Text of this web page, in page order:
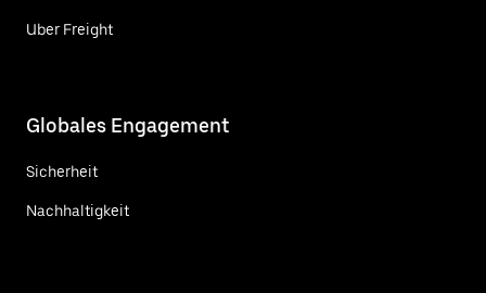
Uber Freight
Globales Engagement
Sicherheit
Nachhaltigkeit